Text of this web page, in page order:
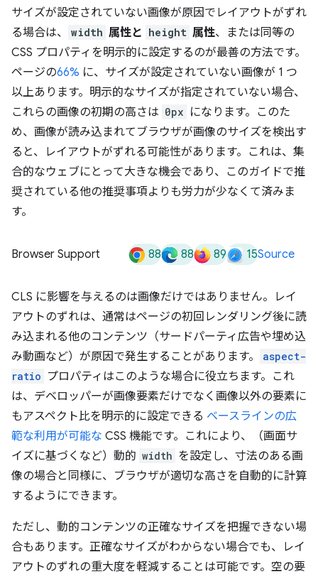
サイズが設定されていない画像が原因でレイアウトがずれ
る場合は、
width 属性と height 属性、または同等の
CSS プロパティを明示的に設定するのが最善の方法です。
ページの66% に、サイズが設定されていない画像が 1 つ
以上あります。明示的なサイズが指定されていない場合、
これらの画像の初期の高さは 0px になります。このた
め、画像が読み込まれてブラウザが画像のサイズを検出す
ると、レイアウトがずれる可能性があります。これは、集
合的なウェブにとって大きな機会であり、このガイドで推
奨されている他の推奨事項よりも労力が少なくて済みま
す。
Browser Support 88 88 89 15Source
CLS に影響を与えるのは画像だけではありません。レイ
アウトのずれは、通常はページの初回レンダリング後に読
み込まれる他のコンテンツ（サードパーティ広告や埋め込
み動画など）が原因で発生することがあります。
aspect-
ratio プロパティはこのような場合に役立ちます。これ
は、デベロッパーが画像要素だけでなく画像以外の要素に
もアスペクト比を明示的に設定できる ベースラインの広
範な利用が可能な CSS 機能です。これにより、（画面サ
イズに基づくなど）動的 width を設定し、寸法のある画
像の場合と同様に、ブラウザが適切な高さを自動的に計算
するようにできます。
ただし、動的コンテンツの正確なサイズを把握できない場
合もあります。正確なサイズがわからない場合でも、レイ
アウトのずれの重大度を軽減することは可能です。空の要